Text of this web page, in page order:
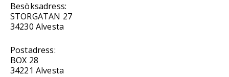
Besöksadress:
STORGATAN 27
34230 Alvesta
Postadress:
BOX 28
34221 Alvesta